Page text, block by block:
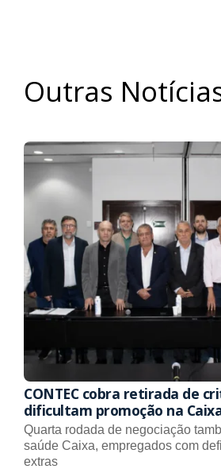
Outras
CONTEC cobra retirada de
dificultam promoção na
Quarta rodada de negociação
saúde Caixa, empregados com
extras